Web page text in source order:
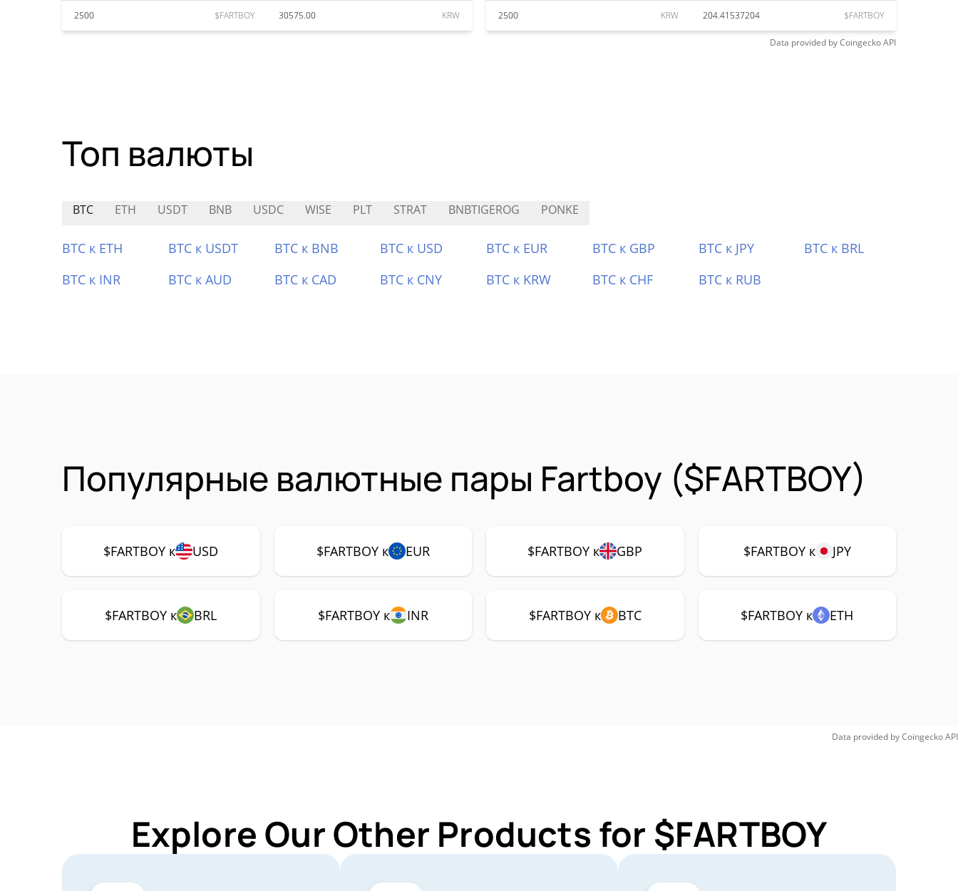
2500 $FARTBOY 30575.00 KRW 2500 KRW 204.41537204 $FARTBOY
Data provided byCoingeckoAPI
Топ валюты
BTC ETH USDT BNB USDC WISE PLT STRAT BNBTIGEROG PONKE
BTC к ETH BTC к USDT BTC к BNB BTC к USD BTC к EUR BTC к GBP BTC к JPY
BTC к BRL
BTC к INR
BTC к AUD BTC к CAD BTC к CNY BTC к KRW BTC к CHF BTC к RUB
Популярные валютные пары Fartboy ($FARTBOY)
$FARTBOY к USD $FARTBOY к EUR $FARTBOY к GBP $FARTBOY к JPY
$FARTBOY к BRL $FARTBOY к INR $FARTBOY к BTC $FARTBOY к ETH
Data provided byCoingeckoAPI
Explore Our Other Products for $FARTBOY